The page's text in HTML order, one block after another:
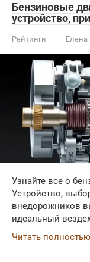
Бензиновые
устройство,
Рейтинги Елена
Узнайте все о
Устройство,
внедорожников
идеальный
Читать полностью